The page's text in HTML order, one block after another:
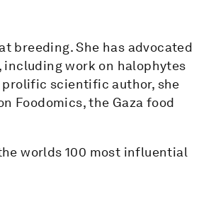
breeding. She has advocated
work on halophytes
scientific author, she
Foodomics, the Gaza food
worlds 100 most influential